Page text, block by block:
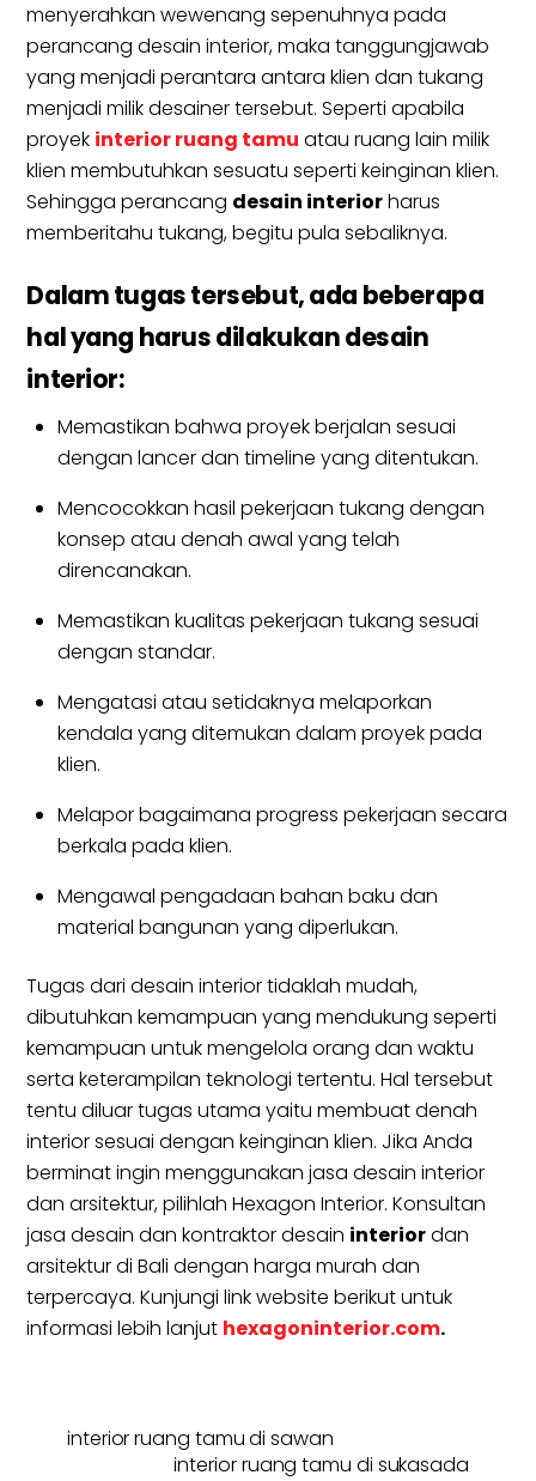
menyerahkan wewenang sepenuhnya pada
perancang desain interior, maka tanggungjawab
yang menjadi perantara antara klien dan tukang
menjadi milik desainer tersebut. Seperti apabila
proyek interior ruang tamu atau ruang lain milik
klien membutuhkan sesuatu seperti keinginan klien.
Sehingga perancang desain interiorharus
memberitahu tukang, begitu pula sebaliknya.
Dalam tugas tersebut, ada beberapa
hal yang harus dilakukan desain
interior:
Memastikan bahwa proyek berjalan sesuai
dengan lancer dan timeline yang ditentukan.
Mencocokkan hasil pekerjaan tukang dengan
konsep atau denah awal yang telah
direncanakan.
Memastikan kualitas pekerjaan tukang sesuai
dengan standar.
Mengatasi atau setidaknya melaporkan
kendala yang ditemukan dalam proyek pada
klien.
Melapor bagaimana progress pekerjaan secara
berkala pada klien.
Mengawal pengadaan bahan baku dan
material bangunan yang diperlukan.
Tugas dari desain interior tidaklah mudah,
dibutuhkan kemampuan yang mendukung seperti
kemampuan untuk mengelola orang dan waktu
serta keterampilan teknologi tertentu. Hal tersebut
tentu diluar tugas utama yaitu membuat denah
interior sesuai dengan keinginan klien. Jika Anda
berminat ingin menggunakan jasa desain interior
dan arsitektur, pilihlah Hexagon Interior. Konsultan
jasa desain dan kontraktor desain interiordan
arsitektur di Bali dengan harga murah dan
terpercaya. Kunjungi link website berikut untuk
informasi lebih lanjut hexagoninterior.com.
interior ruang tamu di sawan
interior ruang tamu di sukasada